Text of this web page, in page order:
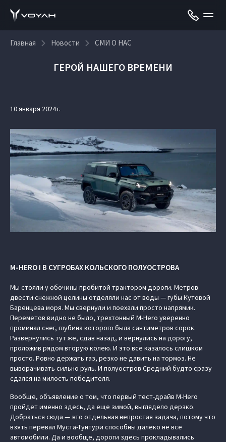
Главная Новости СМИ О НАС
ГЕРОЙ НАШЕГО ВРЕМЕНИ
10 января 2024 г.
M-HERO I В СУГРОБАХ КОЛЬСКОГО ПОЛУОСТРОВА
Мы стояли у обочины пробитой трактором дороги. Метров
двести снежной целины отделяли нас от воды — губы Кутовой
Баренцева моря. Мы свернули и поехали просто напрямик.
Переметов видно не было, трехтонный M-Hero уверенно
проминал снег, глубина которого была сантиметров сорок.
Развернулись тут же, сдав назад, и вернулись на дорогу,
проложив рядом вторую колею. И это все казалось слишком
просто. Ровно держать газ, резко не давить на тормоз. Не
выворачивать сильно руль. И полуостров Средний будто сразу
сдался на милость победителя.
Вообще, объявление о том, что первый тест-драйв M-Hero
пройдет именно здесь, да еще зимой, выглядело дерзко.
Добраться сюда — это отдельная непростая задача, потому что
взять перевал Муста-Тунтури способны далеко не все
автомобили. Да и вообще, дороги здесь прокладывались